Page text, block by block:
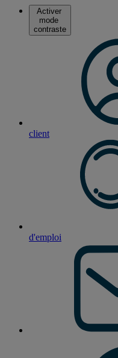
Activer
mode
contraste
client
d'emploi